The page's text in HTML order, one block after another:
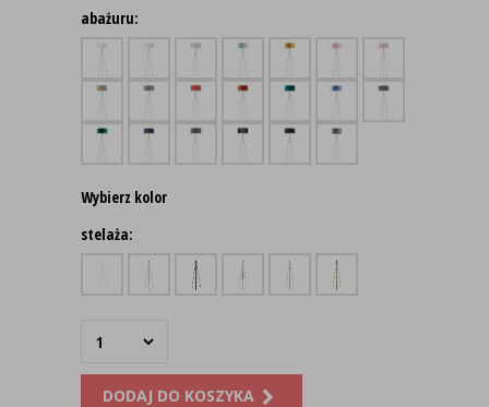
abażuru:
Wybierz kolor
stelaża:
DODAJ DO KOSZYKA